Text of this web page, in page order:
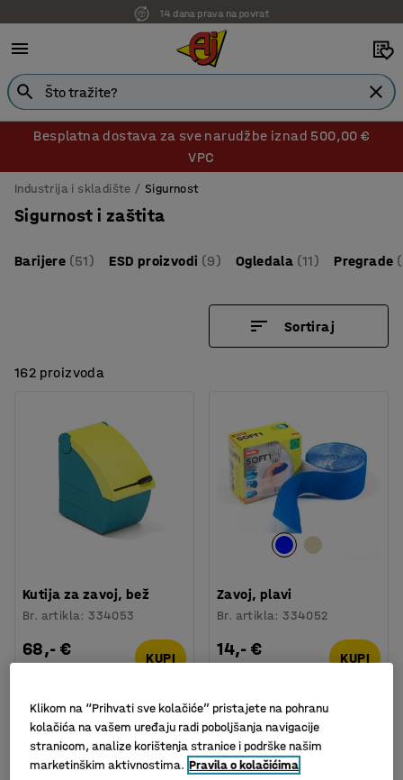
14 dana prava na povrat
Besplatna dostava za sve narudžbe iznad 500,00 €
VPC
Industrija i skladište Sigurnost
Sigurnost i zaštita
Barijere (51) ESD proizvodi (9) Ogledala (11) Pregrade
Sortiraj
162 proizvoda
Kutija za zavoj, bež
Br. artikla:334053
68,- € KUPI
Zavoj, plavi
Br. artikla:334052
14,- € KUPI
Klikom na “Prihvati sve kolačiće” pristajete na pohranu
kolačića na vašem uređaju radi poboljšanja navigacije
stranicom, analize korištenja stranice i podrške našim
marketinškim aktivnostima. Pravila o kolačićima